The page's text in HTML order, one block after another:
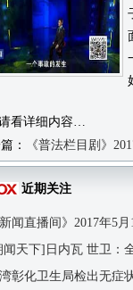
看详细内容…
：
《普法栏目剧》
近期关注
新闻直播间》2017年5
闻天下]日内瓦 世卫：
彰化卫生局检出无症